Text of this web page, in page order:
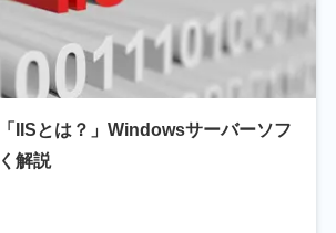
IISとは？」Windowsサーバーソフ
解説